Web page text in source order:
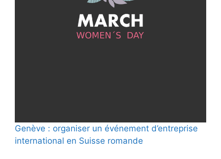
Genève : organiser un événement d’entreprise
international en Suisse romande